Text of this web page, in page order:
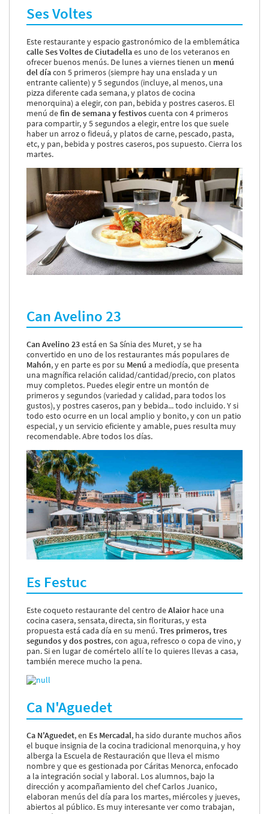
Ses Voltes
Este restaurante y espacio gastronómico de la emblemática
calle Ses Voltes de Ciutadellaes uno de los veteranos en
ofrecer buenos menús. De lunes a viernes tienen un menú
del díacon 5 primeros (siempre hay una enslada y un
entrante caliente) y 5 segundos (incluye, al menos, una
pizza diferente cada semana, y platos de cocina
menorquina) a elegir, con pan, bebida y postres caseros. El
menú defin de semana y festivoscuenta con 4 primeros
para compartir, y 5 segundos a elegir, entre los que suele
haber un arroz o fideuá, y platos de carne, pescado, pasta,
etc, y pan, bebida y postres caseros, pos supuesto. Cierra los
martes.
Can Avelino 23
Can Avelino 23está en Sa Sínia des Muret, y se ha
convertido en uno de los restaurantes más populares de
Mahón, y en parte es por su Menúa mediodía,que presenta
una magnífica relación calidad/cantidad/precio, con platos
muy completos. Puedes elegir entre un montón de
primeros y segundos (variedad y calidad, para todos los
gustos), y postres caseros, pan y bebida... todo incluido. Y si
todo esto ocurre en un local amplio y bonito, y con un patio
especial, y un servicio eficiente y amable, pues resulta muy
recomendable. Abre todos los días.
Es Festuc
Este coqueto restaurante del centro deAlaiorhace una
cocina casera, sensata, directa, sin florituras, y esta
propuesta está cada día en su menú.Tres primeros, tres
segundos y dos postres, con agua, refresco o copa de vino, y
pan. Si en lugar de comértelo allí te lo quieres llevas a casa,
también merece mucho la pena.
Ca N'Aguedet
Ca N'Aguedet, en Es Mercadal, ha sido durante muchos años
el buque insignia de la cocina tradicional menorquina, y hoy
alberga la Escuela de Restauración que lleva el mismo
nombre y que es gestionada por Cáritas Menorca, enfocado
a la integración social y laboral. Los alumnos, bajo la
dirección y acompañamiento del chef Carlos Juanico,
elaboran menús del día para los martes, miércoles y jueves,
abiertos al público. Es muy interesante ver como trabajan,